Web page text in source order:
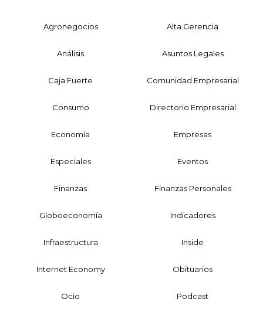
Agronegocios Alta Gerencia
Análisis Asuntos Legales
Caja Fuerte Comunidad Empresarial
Consumo Directorio Empresarial
Economía Empresas
Especiales Eventos
Finanzas Finanzas Personales
Globoeconomía Indicadores
Infraestructura Inside
Internet Economy Obituarios
Ocio Podcast